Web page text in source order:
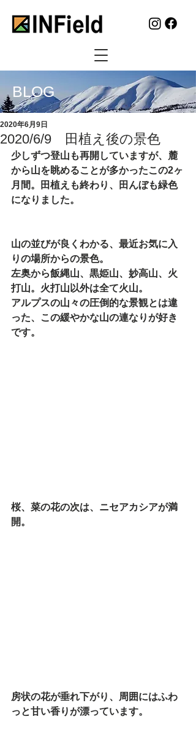
BLOG
2020/6/9 田植え後の景色
2020年6月9日
少しずつ登山も再開していますが、麓
から山を眺めることが多かったこの2ヶ
月間。
田植えも終わり、田んぼも緑色
になりました。
山の並びが良くわかる、最近お気に入
りの場所からの景色。
左奥から飯縄山、黒姫山、妙高山、火
打山。火打山以外は全て火山。
アルプスの山々の圧倒的な景観とは違
った、この緩やかな山の連なりが好き
です。
桜、菜の花の次は、ニセアカシアが満
開。
房状の花が垂れ下がり、周囲にはふわ
っと甘い香りが漂っています。